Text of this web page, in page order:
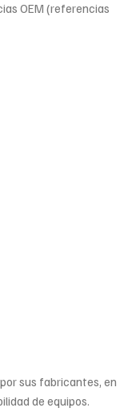
OEM (referencias
sus fabricantes, en
de equipos.